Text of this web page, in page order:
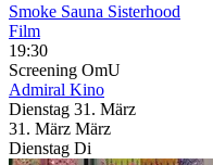
Smoke Sauna Sisterhood
Film
19:30
Screening OmU
Admiral Kino
Dienstag 31. März
31. März März
Dienstag Di